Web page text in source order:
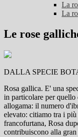
La
La
Le rose
DALLA SPECIE
Rosa gallica. E' una
in particolare per
allogama: il numero
elevato: citiamo tra i
francofurtana, Rosa
contribuiscono alla